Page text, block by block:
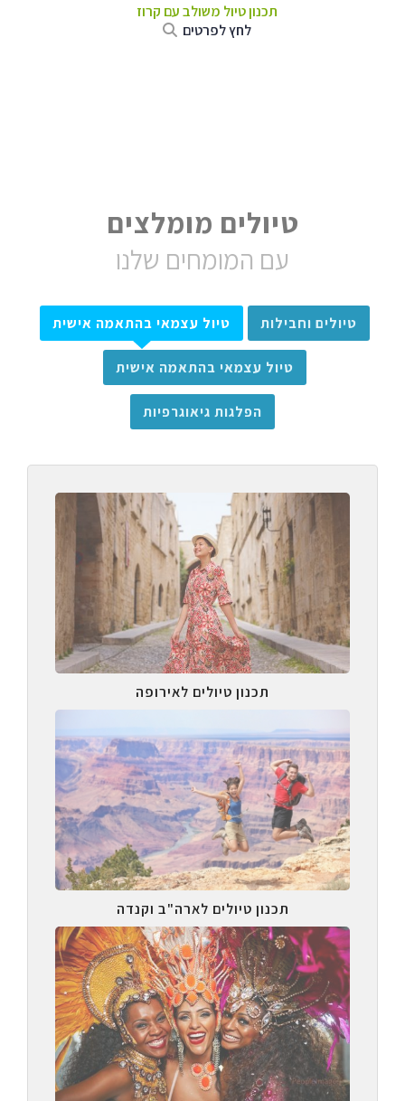
תכנון טיול משולב עם קרוז
לחץ לפרטים
טיולים מומלצים
עם המומחים שלנו
טיולים וחבילות טיול עצמאי בהתאמה אישית
טיול עצמאי בהתאמה אישית
הפלגות גיאוגרפיות
תכנון טיולים לאירופה
תכנון טיולים לארה"ב וקנדה